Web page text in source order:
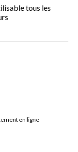
tous les
en ligne